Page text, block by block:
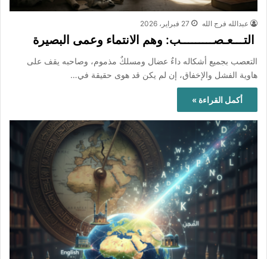
عبدالله فرج الله 27 فبراير، 2026
التـــعـصـــــــــب: وهم الانتماء وعمى البصيرة
التعصب بجميع أشكاله داءٌ عضال ومسلكٌ مذموم، وصاحبه يقف على
هاوية الفشل والإخفاق، إن لم يكن قد هوى حقيقة في…
أكمل القراءة »